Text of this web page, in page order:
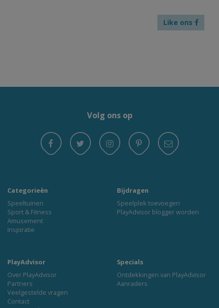
Like ons
Volg ons op
Categorieën
Speeltuinen
Sport & Fitness
Amusement
Inspiratie
Bijdragen
Speelplek toevoegen
PlayAdvisor blogger worden
PlayAdvisor
Over PlayAdvisor
Partners
Veelgestelde vragen
Contact
Specials
Ontdekkingen van PlayAdvisor
Aanraders